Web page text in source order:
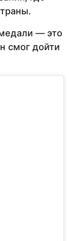
— это
смог дойти